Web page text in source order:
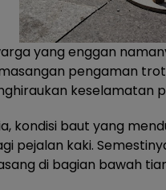
yang enggan
pengaman
keselamatan
kondisi baut yang
pejalan kaki.
di bagian bawah